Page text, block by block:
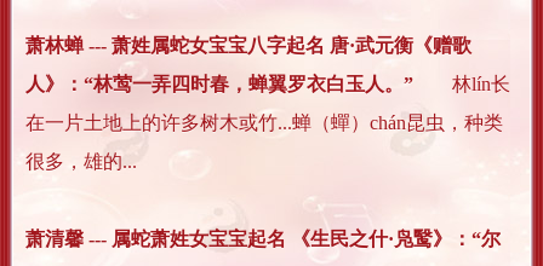
萧林蝉 --- 萧姓属蛇女宝宝八字起名 唐·武元衡《赠歌
人》：“林莺一弄四时春，蝉翼罗衣白玉人。” 林lín长
在一片土地上的许多树木或竹...蝉（蟬）chán昆虫，种类
很多，雄的...
萧清馨 --- 属蛇萧姓女宝宝起名 《生民之什·凫鹥》：“尔